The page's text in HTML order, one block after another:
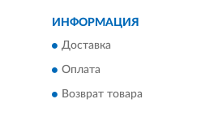
ИНФОРМАЦИЯ
Доставка
Оплата
Возврат товара